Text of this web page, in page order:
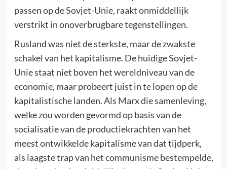
passen op de Sovjet-Unie, raakt onmiddellijk
verstrikt in onoverbrugbare tegenstellingen.
Rusland was niet de sterkste, maar de zwakste
schakel van het kapitalisme. De huidige Sovjet-
Unie staat niet boven het wereldniveau van de
economie, maar probeert juist in te lopen op de
kapitalistische landen. Als Marx die samenleving,
welke zou worden gevormd op basis van de
socialisatie van de productiekrachten van het
meest ontwikkelde kapitalisme van dat tijdperk,
als laagste trap van het communisme bestempelde,